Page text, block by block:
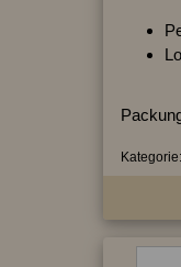
Kategorie: